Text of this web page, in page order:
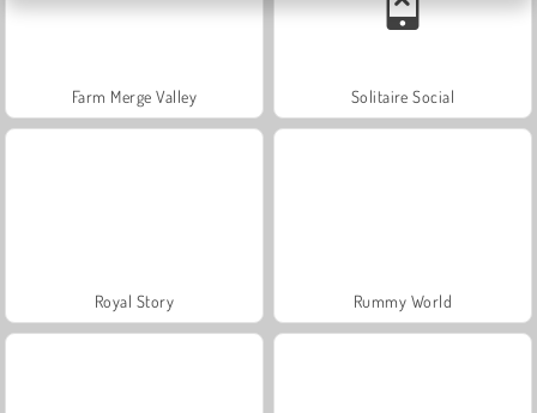
Farm Merge Valley Solitaire Social
Royal Story Rummy World